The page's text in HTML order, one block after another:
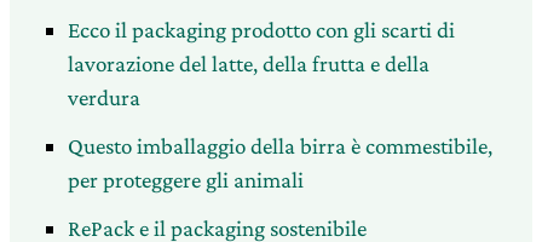
Ecco il packaging prodotto con gli scarti di
lavorazione del latte, della frutta e della
verdura
Questo imballaggio della birra è commestibile,
per proteggere gli animali
RePack e il packaging sostenibile